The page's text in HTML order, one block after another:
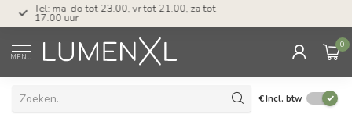
Tel: ma-do tot 23.00, vr tot 21.00, za tot
17.00 uur
MENU
0
€Incl. btw